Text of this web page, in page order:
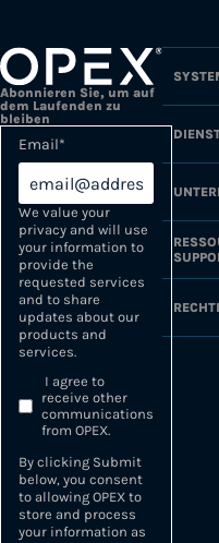
Abonnieren Sie, um auf
dem Laufenden zu
bleiben
Email*
We value your
privacy and will use
your information to
provide the
requested services
and to share
updates about our
products and
services.
I agree to
receive other
communications
from OPEX.
By clicking Submit
below, you consent
to allowing OPEX to
store and process
your information as